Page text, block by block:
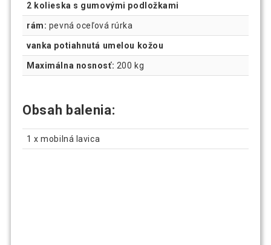
2 kolieska s gumovými podložkami
rám: pevná oceľová rúrka
vanka potiahnutá umelou kožou
Maximálna nosnosť: 200 kg
Obsah balenia:
1 x mobilná lavica